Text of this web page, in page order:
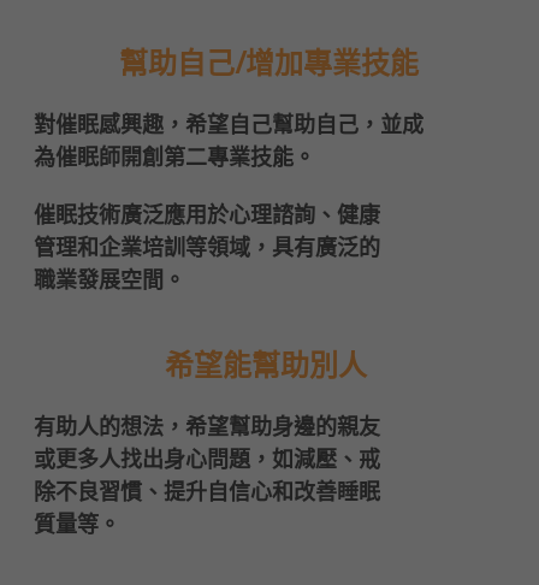
幫助自己/增加專業技能
    對催眠感興趣，希望自己幫助自己，並成
為催眠師開創第二專業技能。
    催眠技術廣泛應用於心理諮詢、健康
管理和企業培訓等領域，具有廣泛的
職業發展空間。
希望能幫助別人
    有助人的想法，希望幫助身邊的親友
或更多人找出身心問題，如減壓、戒
除不良習慣、提升自信心和改善睡眠
質量等。